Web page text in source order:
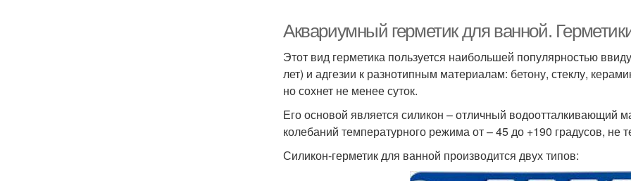
Аквариумный герметик для ванной.
Этот вид герметика пользуется наибольшей популярностью
лет) и адгезии к разнотипным материалам: бетону, стеклу,
но сохнет не менее суток.
Его основой является силикон – отличный водоотталкивающий
колебаний температурного режима от – 45 до +190 градусов, не
Силикон-герметик для ванной производится двух типов: